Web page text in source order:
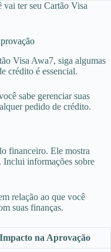
vai ter seu Cartão Visa
Visa Awa7, siga algumas
crédito é essencial.
sabe gerenciar suas
pedido de crédito.
financeiro. Ele mostra
Inclui informações sobre
relação ao que você
suas finanças.
Impacto na Aprovação